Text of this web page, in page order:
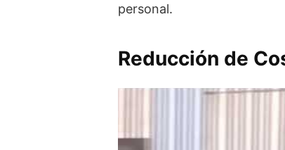
personal.
Reducción de